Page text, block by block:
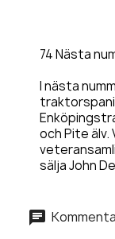
74 Nästa
I nästa
och Pite älv.
sälja John